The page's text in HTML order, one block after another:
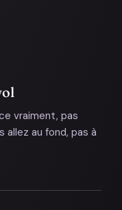
vraiment, pas
allez au fond, pas à